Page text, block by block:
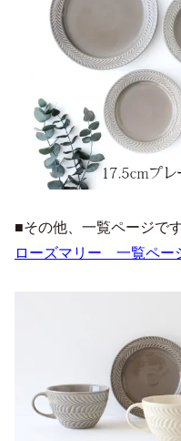
■その他、一覧ページです
ローズマリー 一覧ペー